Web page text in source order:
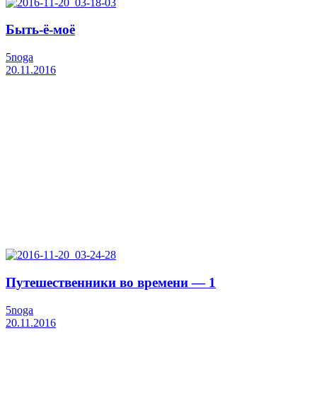
Быть-ё-моё
5noga
20.11.2016
Путешественники во времени — 1
5noga
20.11.2016